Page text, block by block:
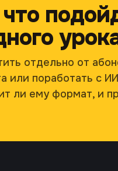
отдельно от
или поработать с
ли ему формат, и